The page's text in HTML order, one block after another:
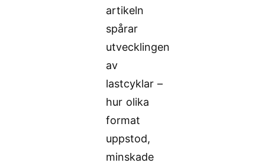
artikeln
spårar
utvecklingen
av
lastcyklar –
hur olika
format
uppstod,
minskade